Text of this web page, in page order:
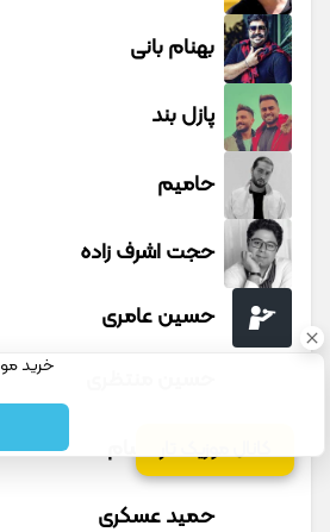
کانال موزیک تار
بهنام بانی
پازل بند
حامیم
حجت اشرف زاده
حسین عامری
حمید حسام
حمید عسکری